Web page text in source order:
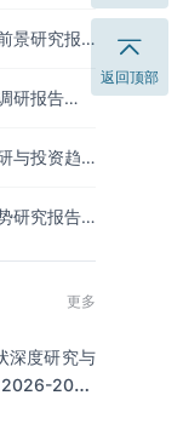
景研究报
研报告
与投资趋
研究报告
更多
深度研究与
2033
返回顶部